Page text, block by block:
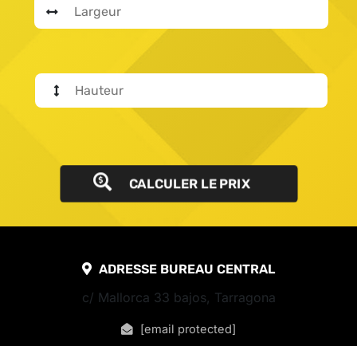
CALCULER LE PRIX
ADRESSE BUREAU CENTRAL
c/ Mallorca 33 bajos, Tarragona
[email protected]